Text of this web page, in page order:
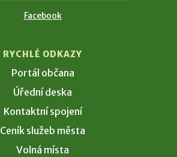
Facebook
RYCHLÉ ODKAZY
Portál občana
Úřední deska
Kontaktní spojení
Ceník služeb města
Volná místa